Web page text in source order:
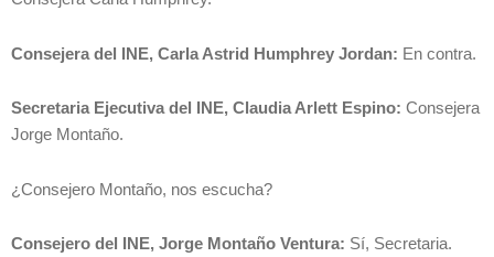
Consejera del INE, Carla Astrid Humphrey Jordan: En contra.
Secretaria Ejecutiva del INE, Claudia Arlett Espino: Consejera
Jorge Montaño.
¿Consejero Montaño, nos escucha?
Consejero del INE, Jorge Montaño Ventura: Sí, Secretaria.